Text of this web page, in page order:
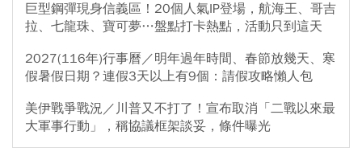
巨型鋼彈現身信義區！20個人氣IP登場，航海王、哥吉
拉、七龍珠、寶可夢…盤點打卡熱點，活動只到這天
2027(116年)行事曆／明年過年時間、春節放幾天、寒
假暑假日期？連假3天以上有9個：請假攻略懶人包
美伊戰爭戰況／川普又不打了！宣布取消「二戰以來最
大軍事行動」，稱協議框架談妥，條件曝光